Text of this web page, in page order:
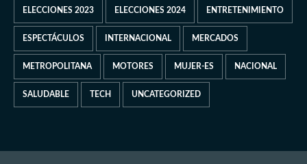
ELECCIONES 2023 ELECCIONES 2024 ENTRETENIMIENTO
ESPECTÁCULOS INTERNACIONAL MERCADOS
METROPOLITANA MOTORES MUJER-ES NACIONAL
SALUDABLE TECH UNCATEGORIZED